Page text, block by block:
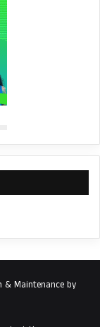
& Maintenance by